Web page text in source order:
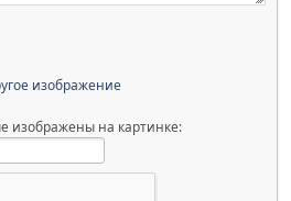
изображение
изображены на картинке: